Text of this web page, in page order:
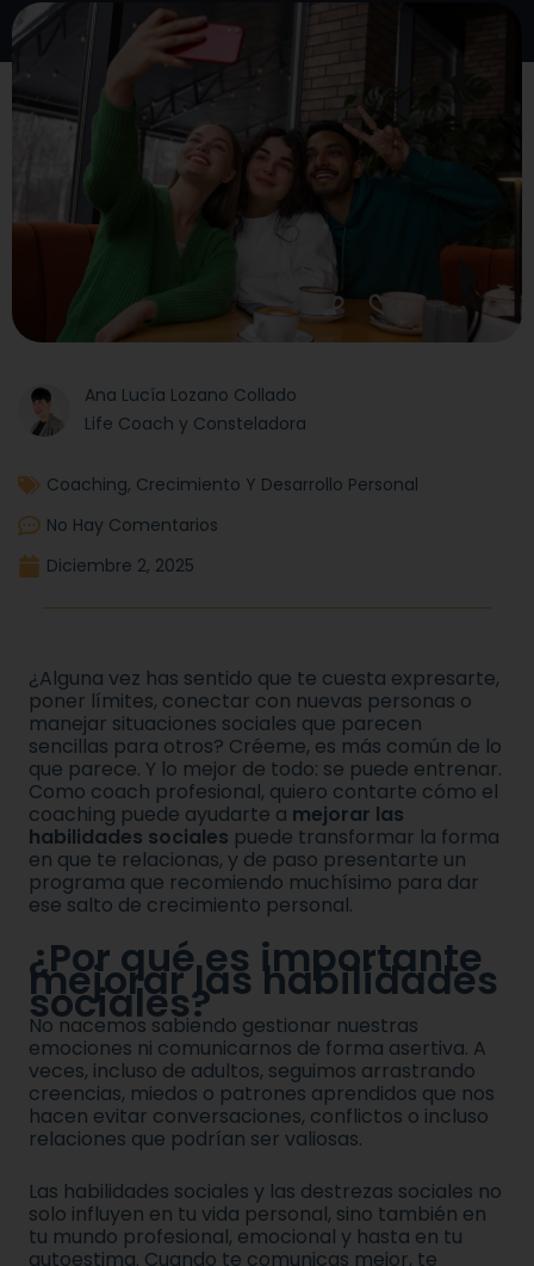
Ana Lucía Lozano Collado
Life Coach y Consteladora
Coaching, Crecimiento Y Desarrollo Personal
No Hay Comentarios
Diciembre 2, 2025
¿Alguna vez has sentido que te cuesta expresarte,
poner límites, conectar con nuevas personas o
manejar situaciones sociales que parecen
sencillas para otros? Créeme, es más común de lo
que parece. Y lo mejor de todo: se puede entrenar.
Como coach profesional, quiero contarte cómo el
coaching puede ayudarte a mejorar las
habilidades sociales puede transformar la forma
en que te relacionas, y de paso presentarte un
programa que recomiendo muchísimo para dar
ese salto de crecimiento personal.
¿Por qué es importante
mejorar las habilidades
sociales?
No nacemos sabiendo gestionar nuestras
emociones ni comunicarnos de forma asertiva. A
veces, incluso de adultos, seguimos arrastrando
creencias, miedos o patrones aprendidos que nos
hacen evitar conversaciones, conflictos o incluso
relaciones que podrían ser valiosas.
Las habilidades sociales y las destrezas sociales no
solo influyen en tu vida personal, sino también en
tu mundo profesional, emocional y hasta en tu
autoestima. Cuando te comunicas mejor, te